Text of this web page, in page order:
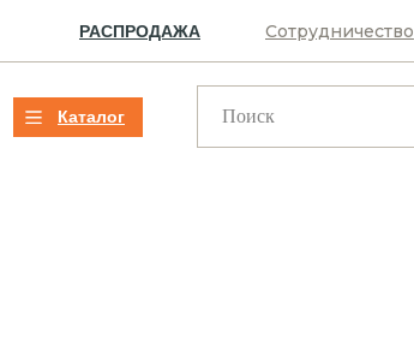
Сотрудничество
РАСПРОДАЖА
Каталог